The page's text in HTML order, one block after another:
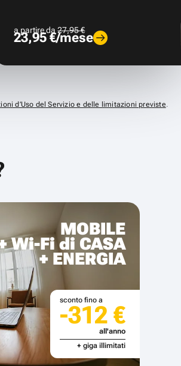
a partire da27,95 €
23,95 €/mese
d’Uso del Servizio e delle limitazioni previste.
MOBILE
Wi-Fi di CASA
+ ENERGIA
sconto fino a
-312 €
all'anno
+ giga illimitati